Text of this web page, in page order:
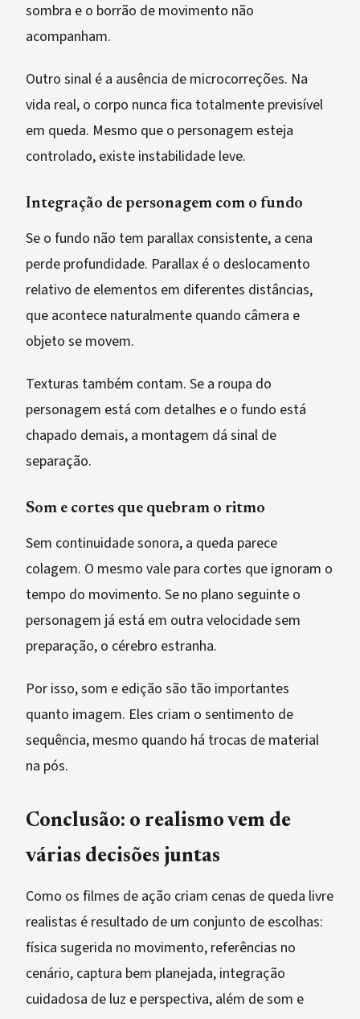
sombra e o borrão de movimento não
acompanham.
Outro sinal é a ausência de microcorreções. Na
vida real, o corpo nunca fica totalmente previsível
em queda. Mesmo que o personagem esteja
controlado, existe instabilidade leve.
Integração de personagem com o fundo
Se o fundo não tem parallax consistente, a cena
perde profundidade. Parallax é o deslocamento
relativo de elementos em diferentes distâncias,
que acontece naturalmente quando câmera e
objeto se movem.
Texturas também contam. Se a roupa do
personagem está com detalhes e o fundo está
chapado demais, a montagem dá sinal de
separação.
Som e cortes que quebram o ritmo
Sem continuidade sonora, a queda parece
colagem. O mesmo vale para cortes que ignoram o
tempo do movimento. Se no plano seguinte o
personagem já está em outra velocidade sem
preparação, o cérebro estranha.
Por isso, som e edição são tão importantes
quanto imagem. Eles criam o sentimento de
sequência, mesmo quando há trocas de material
na pós.
Conclusão: o realismo vem de
várias decisões juntas
Como os filmes de ação criam cenas de queda livre
realistas é resultado de um conjunto de escolhas:
física sugerida no movimento, referências no
cenário, captura bem planejada, integração
cuidadosa de luz e perspectiva, além de som e